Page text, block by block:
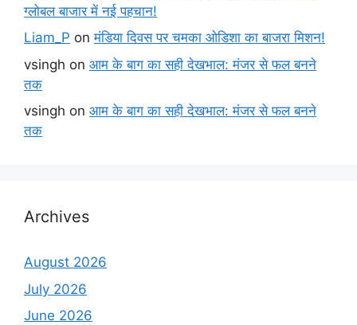
ग्लोबल बाजार में नई पहचान!
Liam_P onमंडिया दिवस पर चमका ओडिशा का बाजरा मिशन!
vsingh on आम के बाग का सही देखभाल: मंजर से फल बनने
तक
vsingh on आम के बाग का सही देखभाल: मंजर से फल बनने
तक
Archives
August 2026
July 2026
June 2026